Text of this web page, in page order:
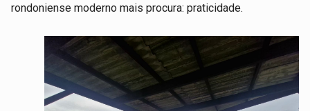
rondoniense moderno mais procura: praticidade.